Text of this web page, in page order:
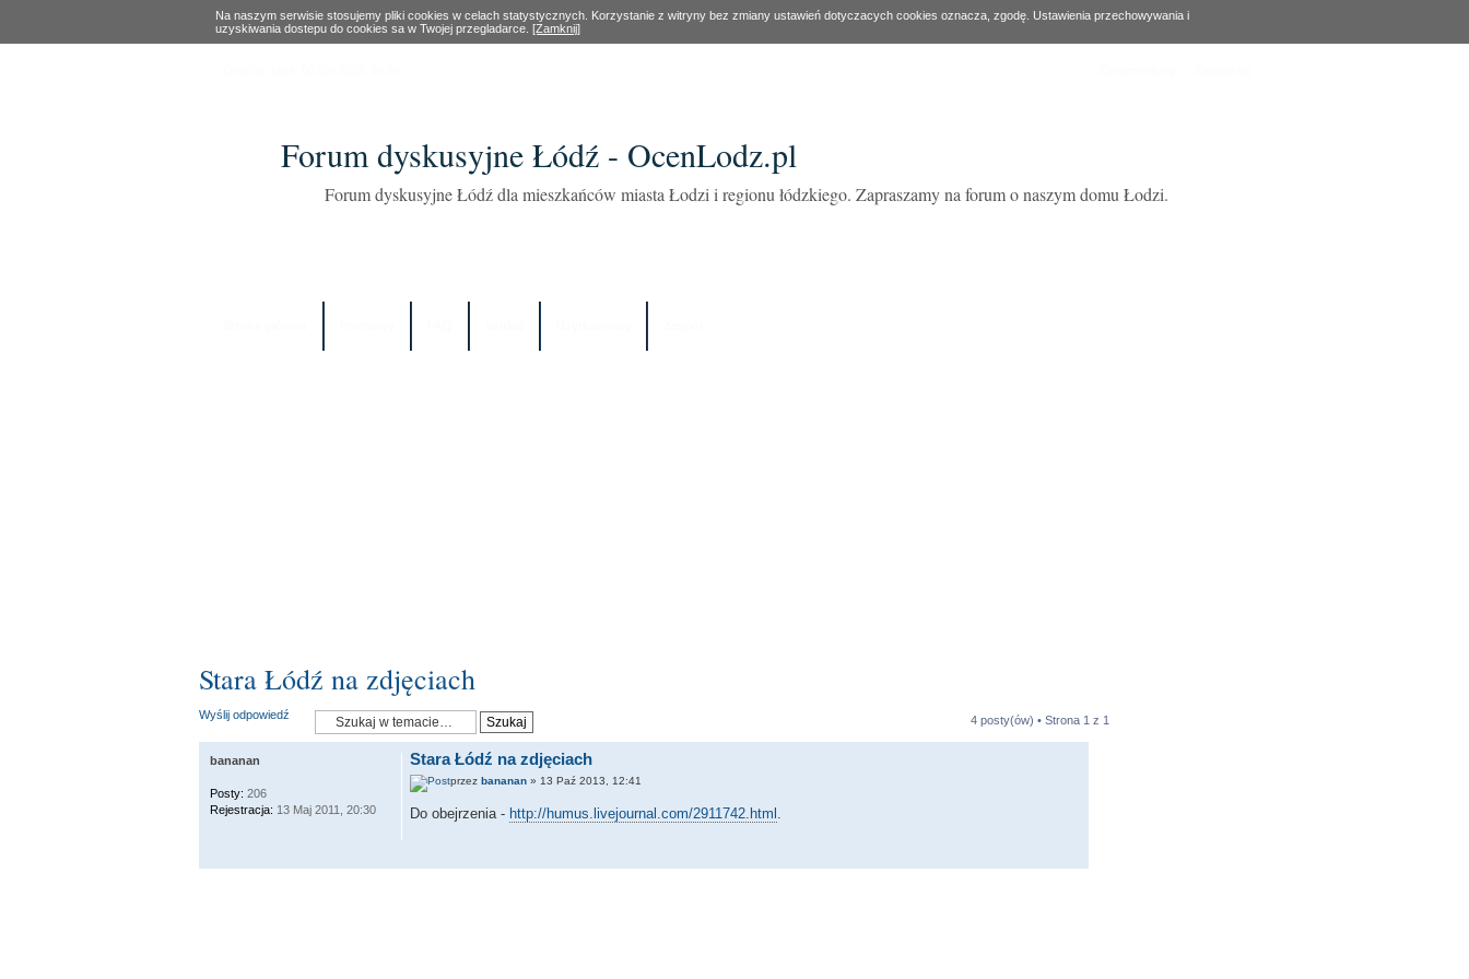
Na naszym serwisie stosujemy pliki cookies w celach statystycznych. Korzystanie z witryny bez zmiany ustawień dotyczacych cookies oznacza, zgodę. Ustawienia przechowywania i
uzyskiwania dostepu do cookies sa w Twojej przegladarce. [Zamknij]
Forum dyskusyjne Łódź - OcenLodz.pl
Forum dyskusyjne Łódź dla mieszkańców miasta Łodzi i regionu łódzkiego. Zapraszamy na forum o naszym domu Łodzi.
Stara Łódź na zdjęciach
Wyślij odpowiedź 4 posty(ów) • Strona 1 z 1
Stara Łódź na zdjęciach
przez bananan» 13 Paź 2013, 12:41
Do obejrzenia - http://humus.livejournal.com/2911742.html
bananan
Posty: 206
Rejestracja: 13 Maj 2011, 20:30